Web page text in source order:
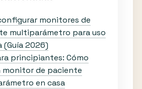
monitores de
multiparámetro para uso
(Guía 2026)
principiantes: Cómo
monitor de paciente
en casa